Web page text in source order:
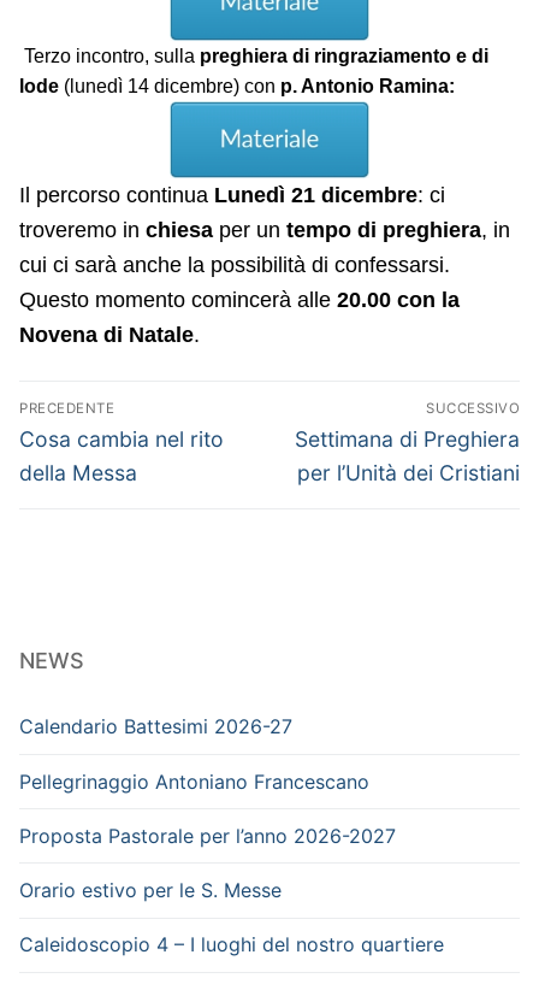
Terzo incontro, sulla preghiera di ringraziamento e di
lode (lunedì 14 dicembre) con p. Antonio Ramina:
Il percorso continua Lunedì 21 dicembre: ci
troveremo in chiesa per un tempo di preghiera, in
cui ci sarà anche la possibilità di confessarsi.
Questo momento comincerà alle 20.00 con la
Novena di Natale.
Navigazione
articoli
PRECEDENTE
Articolo
precedente:
Cosa cambia nel rito
della Messa
SUCCESSIVO
Articolo
successivo:
Settimana di Preghiera
per l’Unità dei Cristiani
NEWS
Calendario Battesimi 2026-27
Pellegrinaggio Antoniano Francescano
Proposta Pastorale per l’anno 2026-2027
Orario estivo per le S. Messe
Caleidoscopio 4 – I luoghi del nostro quartiere